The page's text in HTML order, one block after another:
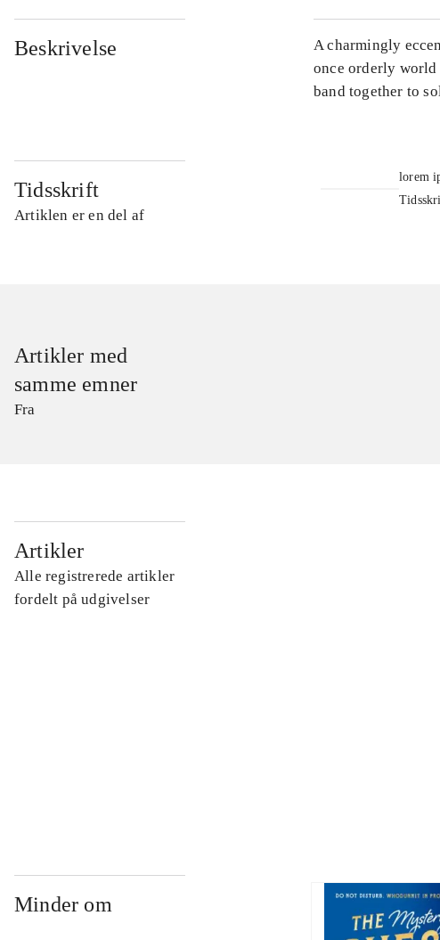
Beskrivelse
A charmingly
once orderly
band together to
Tidsskrift
Artiklen er en del af
lorem
Artikler med
samme emner
Fra
Artikler
Alle registrerede artikler
fordelt på udgivelser
Minder om